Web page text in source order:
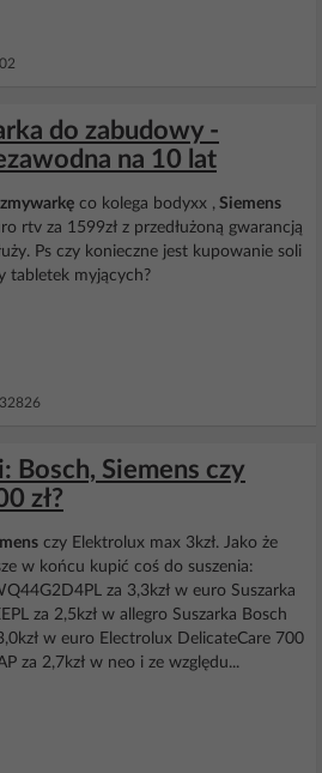
do zabudowy -
na 10 lat
zmywarkę co kolega bodyxx , Siemens
rtv za 1599zł z przedłużoną gwarancją
Ps czy konieczne jest kupowanie soli
tabletek myjących?
Bosch, Siemens czy
zł?
czy Elektrolux max 3kzł. Jako że
w końcu kupić coś do suszenia:
za 3,3kzł w euro Suszarka
za 2,5kzł w allegro Suszarka Bosch
w euro Electrolux DelicateCare 700
za 2,7kzł w neo i ze względu...